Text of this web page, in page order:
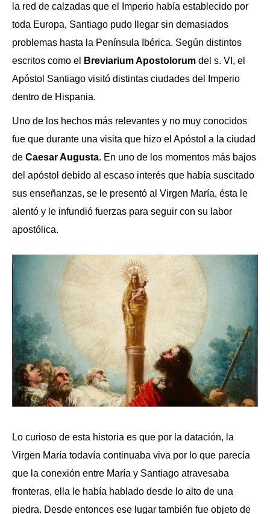
la red de calzadas que el Imperio había establecido por
toda Europa, Santiago pudo llegar sin demasiados
problemas hasta la Península Ibérica. Según distintos
escritos como el
Breviarium Apostolorum del s. VI, el
Apóstol Santiago visitó distintas ciudades del Imperio
dentro de Hispania.
Uno de los hechos más relevantes y no muy conocidos
fue que durante una visita que hizo el Apóstol a la ciudad
de Caesar Augusta. En uno de los momentos más bajos
del apóstol debido al escaso interés que había suscitado
sus enseñanzas, se le presentó al Virgen María, ésta le
alentó y le infundió fuerzas para seguir con su labor
apostólica.
Lo curioso de esta historia es que por la datación, la
Virgen María todavía continuaba viva por lo que parecía
que la conexión entre María y Santiago atravesaba
fronteras, ella le había hablado desde lo alto de una
piedra. Desde entonces ese lugar también fue objeto de